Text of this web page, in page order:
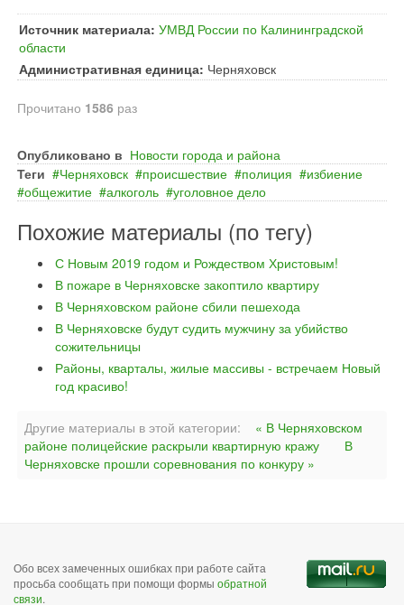
Источник материала: УМВД России по Калининградской
области
Административная единица: Черняховск
Прочитано 1586 раз
Опубликовано в Новости города и района
Теги
Черняховск происшествие полиция
избиение
общежитие
алкоголь уголовное дело
Похожие материалы (по тегу)
С Новым 2019 годом и Рождеством Христовым!
В пожаре в Черняховске закоптило квартиру
В Черняховском районе сбили пешехода
В Черняховске будут судить мужчину за убийство
сожительницы
Районы, кварталы, жилые массивы - встречаем Новый
год красиво!
Другие материалы в этой категории:
« В Черняховском
районе полицейские раскрыли квартирную кражу
В
Черняховске прошли соревнования по конкуру »
Обо всех замеченных ошибках при работе сайта
просьба сообщать при помощи формы обратной
связи.